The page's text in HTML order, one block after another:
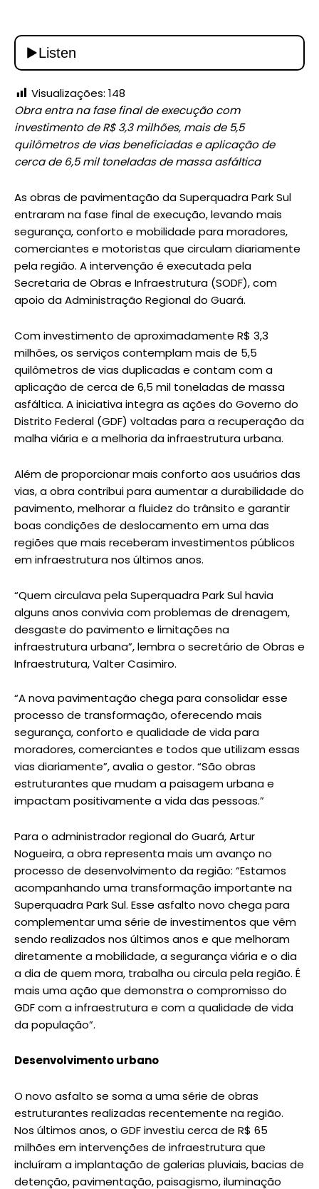
Visualizações: 148
Obra entra na fase final de execução com
investimento de R$ 3,3 milhões, mais de 5,5
quilômetros de vias beneficiadas e aplicação de
cerca de 6,5 mil toneladas de massa asfáltica
As obras de pavimentação da Superquadra Park Sul
entraram na fase final de execução, levando mais
segurança, conforto e mobilidade para moradores,
comerciantes e motoristas que circulam diariamente
pela região. A intervenção é executada pela
Secretaria de Obras e Infraestrutura (SODF), com
apoio da Administração Regional do Guará.
Com investimento de aproximadamente R$ 3,3
milhões, os serviços contemplam mais de 5,5
quilômetros de vias duplicadas e contam com a
aplicação de cerca de 6,5 mil toneladas de massa
asfáltica. A iniciativa integra as ações do Governo do
Distrito Federal (GDF) voltadas para a recuperação da
malha viária e a melhoria da infraestrutura urbana.
Além de proporcionar mais conforto aos usuários das
vias, a obra contribui para aumentar a durabilidade do
pavimento, melhorar a fluidez do trânsito e garantir
boas condições de deslocamento em uma das
regiões que mais receberam investimentos públicos
em infraestrutura nos últimos anos.
“Quem circulava pela Superquadra Park Sul havia
alguns anos convivia com problemas de drenagem,
desgaste do pavimento e limitações na
infraestrutura urbana”, lembra o secretário de Obras e
Infraestrutura, Valter Casimiro.
“A nova pavimentação chega para consolidar esse
processo de transformação, oferecendo mais
segurança, conforto e qualidade de vida para
moradores, comerciantes e todos que utilizam essas
vias diariamente”, avalia o gestor. “São obras
estruturantes que mudam a paisagem urbana e
impactam positivamente a vida das pessoas.”
Para o administrador regional do Guará, Artur
Nogueira, a obra representa mais um avanço no
processo de desenvolvimento da região: “Estamos
acompanhando uma transformação importante na
Superquadra Park Sul. Esse asfalto novo chega para
complementar uma série de investimentos que vêm
sendo realizados nos últimos anos e que melhoram
diretamente a mobilidade, a segurança viária e o dia
a dia de quem mora, trabalha ou circula pela região. É
mais uma ação que demonstra o compromisso do
GDF com a infraestrutura e com a qualidade de vida
da população”.
Desenvolvimento urbano
O novo asfalto se soma a uma série de obras
estruturantes realizadas recentemente na região.
Nos últimos anos, o GDF investiu cerca de R$ 65
milhões em intervenções de infraestrutura que
incluíram a implantação de galerias pluviais, bacias de
detenção, pavimentação, paisagismo, iluminação